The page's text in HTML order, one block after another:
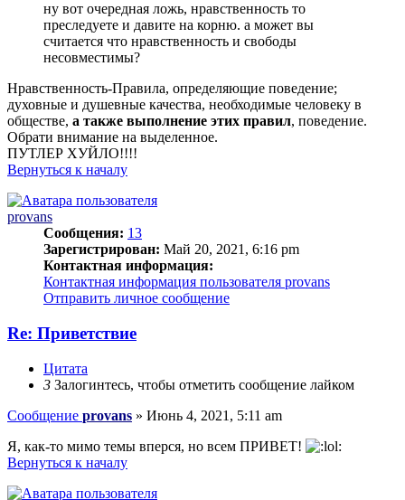
ну вот очередная ложь, нравственность то
преследуете и давите на корню. а может вы
считается что нравственность и свободы
несовместимы?
Нравственность-Правила, определяющие поведение;
духовные и душевные качества, необходимые человеку в
обществе, а также выполнение этих правил, поведение.
Обрати внимание на выделенное.
ПУТЛЕР ХУЙЛО!!!!
Вернуться к началу
provans
Сообщения: 13
Зарегистрирован: Май 20, 2021, 6:16 pm
Контактная информация:
Контактная информация пользователя provans
Отправить личное сообщение
Re: Приветствие
Цитата
3 Залогинтесь, чтобы отметить сообщение лайком
Сообщение provans » Июнь 4, 2021, 5:11 am
Я, как-то мимо темы вперся, но всем ПРИВЕТ!
Вернуться к началу